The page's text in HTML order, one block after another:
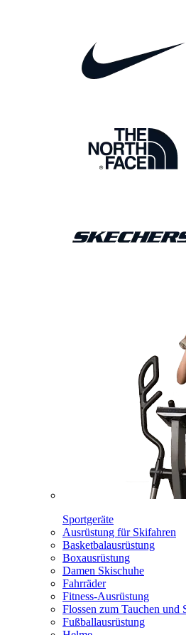
Sportgeräte
Ausrüstung für Skifahren
Basketbalausrüstung
Boxausrüstung
Damen Skischuhe
Fahrräder
Fitness-Ausrüstung
Flossen zum Tauchen und
Fußballausrüstung